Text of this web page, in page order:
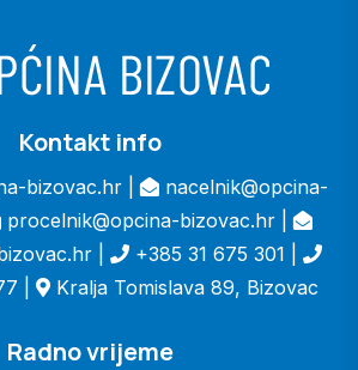
Kontakt info
bizovac.hr |
nacelnik@opcina-
procelnik@opcina-bizovac.hr |
|
+385 31 675 301 |
|
Kralja Tomislava 89, Bizovac
Radno vrijeme